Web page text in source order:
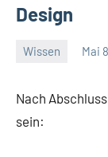
Design
Wissen Mai
Nach
sein: